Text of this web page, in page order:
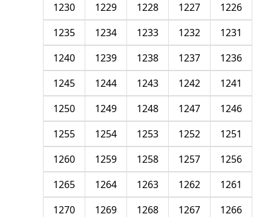
1226
1227
1228
1229
1230
1231
1232
1233
1234
1235
1236
1237
1238
1239
1240
1241
1242
1243
1244
1245
1246
1247
1248
1249
1250
1251
1252
1253
1254
1255
1256
1257
1258
1259
1260
1261
1262
1263
1264
1265
1266
1267
1268
1269
1270